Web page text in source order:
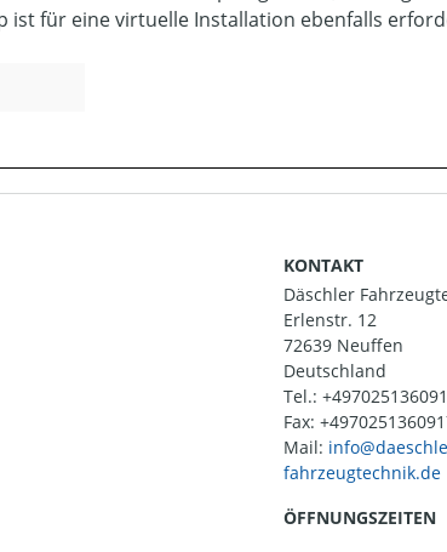
ist für eine virtuelle Installation ebenfalls
KONTAKT
Däschler
Erlenstr. 12
72639 Neuffen
Deutschland
Tel.:
Fax:
Mail:
ÖFFNUNGSZEITEN